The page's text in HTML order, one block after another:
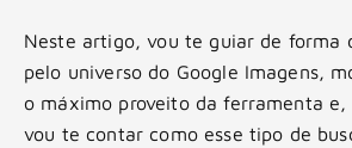
Neste artigo, vou te guiar de forma
pelo universo do Google Imagens,
o máximo proveito da ferramenta
vou te contar como esse tipo de